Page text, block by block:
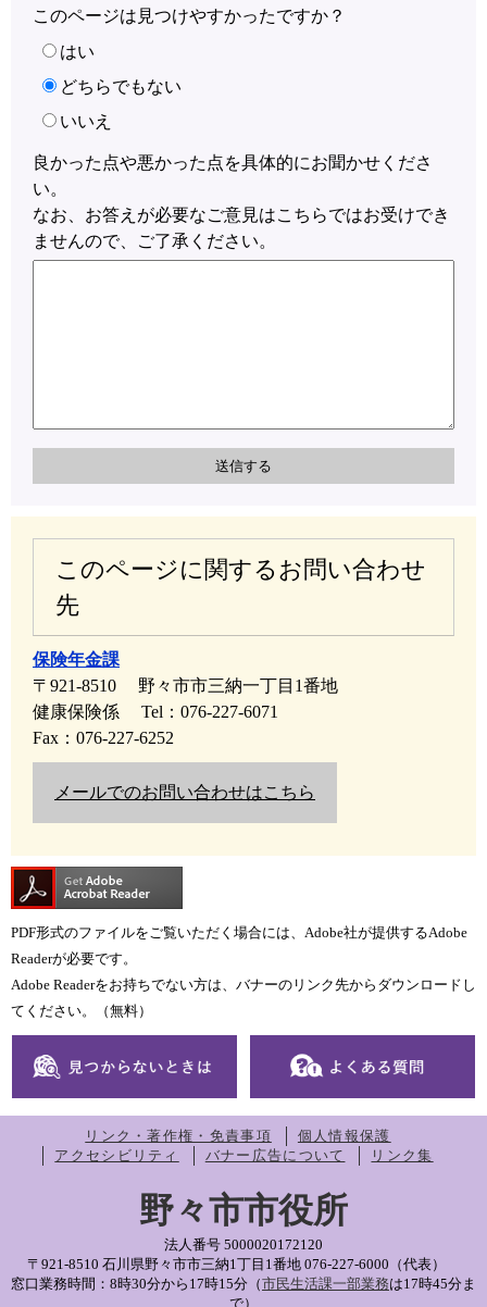
このページは見つけやすかったですか？
はい
どちらでもない
いいえ
良かった点や悪かった点を具体的にお聞かせくださ
い。
なお、お答えが必要なご意見はこちらではお受けでき
ませんので、ご了承ください。
このページに関するお問い合わせ
先
保険年金課
〒921-8510
野々市市三納一丁目1番地
健康保険係
Tel：076-227-6071
Fax：076-227-6252
メールでのお問い合わせはこちら
PDF形式のファイルをご覧いただく場合には、Adobe社が提供するAdobe
Readerが必要です。
Adobe Readerをお持ちでない方は、バナーのリンク先からダウンロードし
てください。（無料）
リンク・著作権・免責事項
個人情報保護
アクセシビリティ
バナー広告について リンク集
野々市市役所
法人番号 5000020172120
〒921-8510 石川県野々市市三納1丁目1番地 076-227-6000（代表）
窓口業務時間：8時30分から17時15分（市民生活課一部業務は17時45分ま
で）